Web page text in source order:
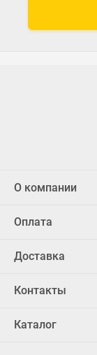
О компании
Оплата
Доставка
Контакты
Каталог